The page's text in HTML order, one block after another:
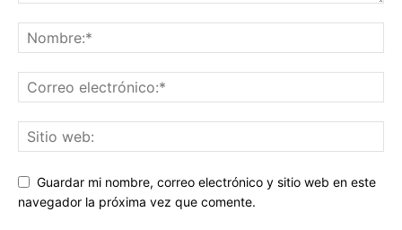
Guardar mi nombre, correo electrónico y sitio web en este
navegador la próxima vez que comente.